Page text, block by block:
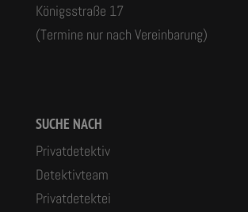
Königsstraße 17
(Termine nur nach Vereinbarung)
SUCHE NACH
Privatdetektiv
Detektivteam
Privatdetektei